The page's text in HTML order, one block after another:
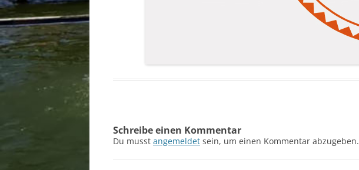
Schreibe einen Kommentar
Du musst angemeldet sein, um einen Kommentar abzugeben.